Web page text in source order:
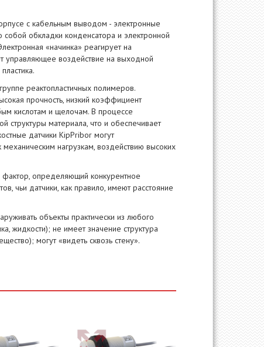
c кабельным выводом - электронные
собой обкладки конденсатора и электронной
«начинка» реагирует на
управляющее воздействие на выходной
реактопластичных полимеров.
прочность, низкий коэффициент
кислотам и щелочам. В процессе
структуры материала, что и обеспечивает
датчики KipРribor могут
нагрузкам, воздействию высоких
определяющий конкурентное
чьи датчики, как правило, имеют расстояние
объекты практически из любого
жидкости); не имеет значение структура
могут «видеть сквозь стену».